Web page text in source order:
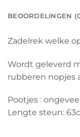
BEOORDELINGEN
Zadelrek welke
Wordt geleverd
rubberen nopjes
Pootjes :
Lengte steun: